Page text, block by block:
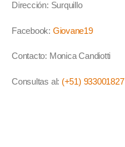
Dirección: Surquillo
Facebook: Giovane19
Contacto: Monica Candiotti
Consultas al: (+51) 933001827